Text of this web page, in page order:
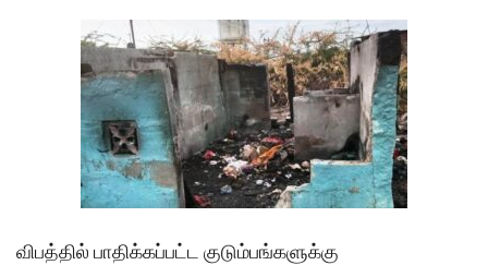
விபத்தில் பாதிக்கப்பட்ட குடும்பங்களுக்கு